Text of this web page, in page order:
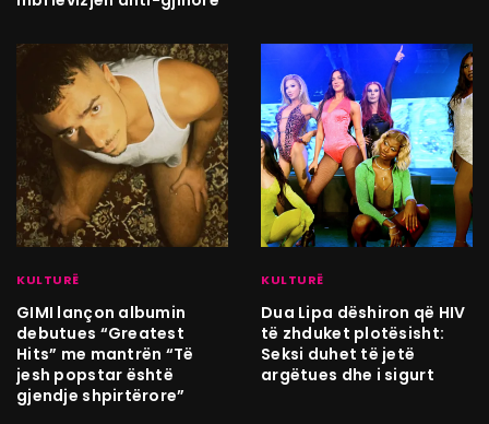
KULTURË
GIMI lançon albumin
debutues “Greatest
Hits” me mantrën “Të
jesh popstar është
gjendje shpirtërore”
KULTURË
Dua Lipa dëshiron që HIV
të zhduket plotësisht:
Seksi duhet të jetë
argëtues dhe i sigurt